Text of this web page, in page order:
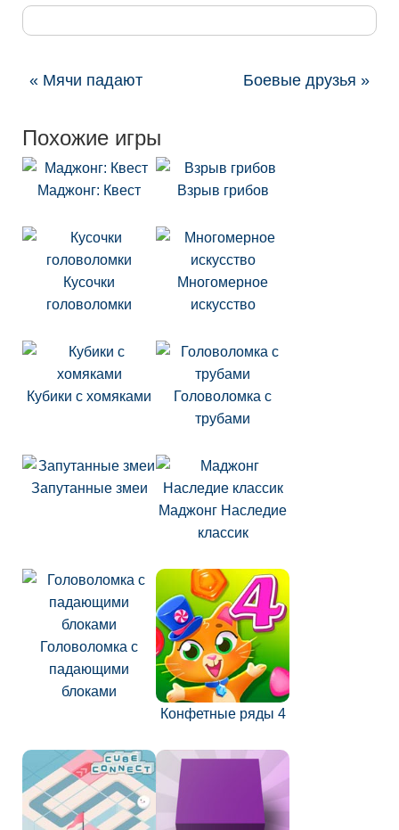
« Мячи падают Боевые друзья »
Похожие игры
Маджонг: Квест Взрыв грибов
Кусочки
головоломки
Многомерное
искусство
Кубики с хомяками
Головоломка с
трубами
Запутанные змеи
Маджонг Наследие
классик
Головоломка с
падающими
блоками
Конфетные ряды 4